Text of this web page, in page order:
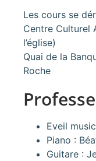
Les cours se
Centre Culturel
l’église)
Quai de la
Roche
Eveil
Piano :
Guitare :